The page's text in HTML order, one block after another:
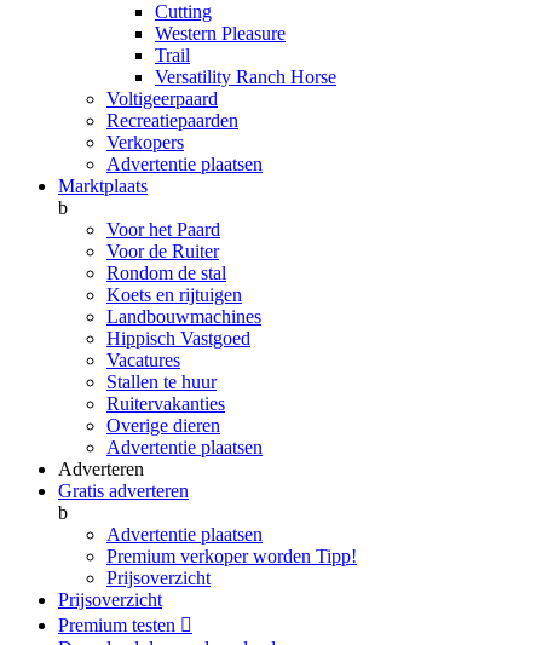
Cutting
Western Pleasure
Trail
Versatility Ranch Horse
Voltigeerpaard
Recreatiepaarden
Verkopers
Advertentie plaatsen
Marktplaats
b
Voor het Paard
Voor de Ruiter
Rondom de stal
Koets en rijtuigen
Landbouwmachines
Hippisch Vastgoed
Vacatures
Stallen te huur
Ruitervakanties
Overige dieren
Advertentie plaatsen
Adverteren
Gratis adverteren
b
Advertentie plaatsen
Premium verkoper worden Tipp!
Prijsoverzicht
Prijsoverzicht
Premium testen 